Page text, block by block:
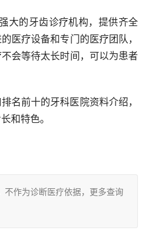
医疗设备和专门的医疗团队，
会等待太长时间，可以为患者
和特色。
不作为诊断医疗依据，更多查询